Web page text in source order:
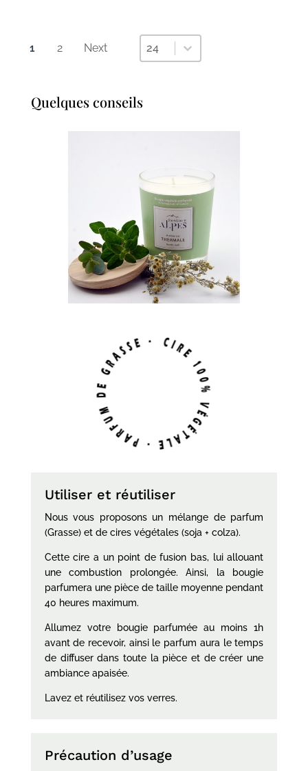
1 2 Next Sélectionnez un nombre par page
24
Sélectionnez un nombre par
Quelques conseils
Utiliser et réutiliser
Nous vous proposons un mélange de parfum
(Grasse) et de cires végétales (soja + colza).
Cette cire a un point de fusion bas, lui allouant
une combustion prolongée. Ainsi, la bougie
parfumera une pièce de taille moyenne pendant
40 heures maximum.
Allumez votre bougie parfumée au moins 1h
avant de recevoir, ainsi le parfum aura le temps
de diffuser dans toute la pièce et de créer une
ambiance apaisée.
Lavez et réutilisez vos verres.
Précaution d’usage